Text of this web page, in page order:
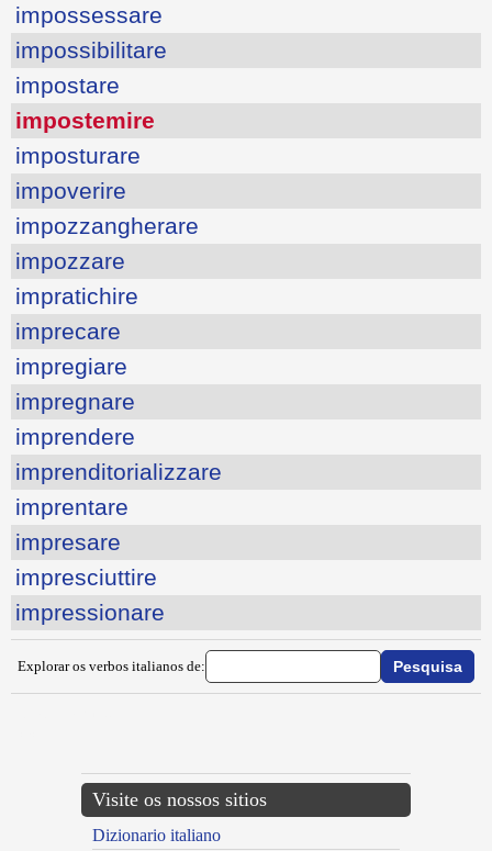
impossessare
impossibilitare
impostare
impostemire
imposturare
impoverire
impozzangherare
impozzare
impratichire
imprecare
impregiare
impregnare
imprendere
imprenditorializzare
imprentare
impresare
impresciuttire
impressionare
Explorar os verbos italianos de:
Visite os nossos sitios
Dizionario italiano